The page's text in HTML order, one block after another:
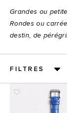
Grandes ou
Rondes ou
destin, de
FILTRES